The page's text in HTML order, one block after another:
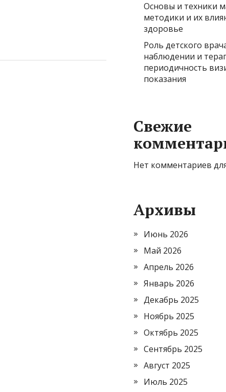
Основы и техники
методики и их
здоровье
Роль детского
наблюдении и
периодичность
показания
Свежие
Нет комментариев
Архивы
Июнь 2026
Май 2026
Апрель 2026
Январь 2026
Декабрь 2025
Ноябрь 2025
Октябрь 2025
Сентябрь 2025
Август 2025
Июль 2025